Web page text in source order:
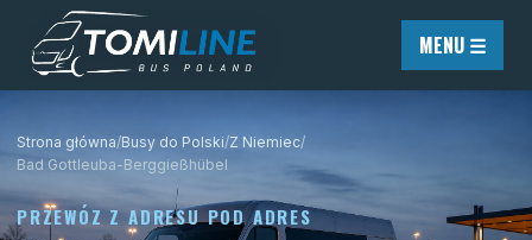
Przejdź do treści
MENU ☰
Strona główna/Busy do Polski/Z Niemiec/
Bad Gottleuba-Berggießhübel
PRZEWÓZ Z ADRESU POD ADRES